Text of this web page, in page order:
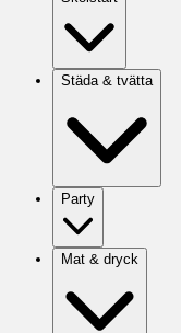
Städa & tvätta
Party
Mat & dryck